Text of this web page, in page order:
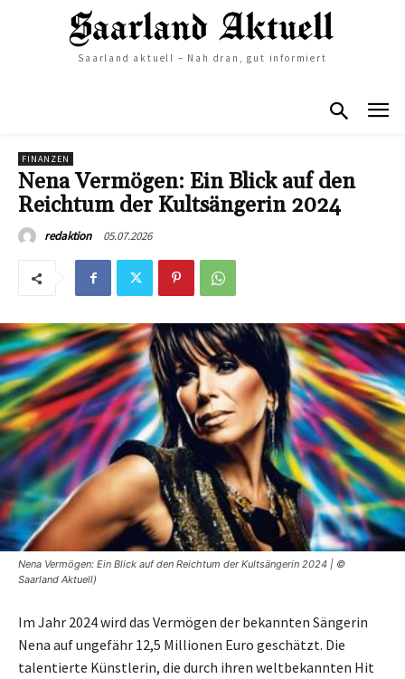
Saarland aktuell – Nah dran, gut informiert
FINANZEN
Nena Vermögen: Ein Blick auf den
Reichtum der Kultsängerin 2024
redaktion 05.07.2026
Nena Vermögen: Ein Blick auf den Reichtum der Kultsängerin 2024 | ©
Saarland Aktuell)
Im Jahr 2024 wird das Vermögen der bekannten Sängerin
Nena auf ungefähr 12,5 Millionen Euro geschätzt. Die
talentierte Künstlerin, die durch ihren weltbekannten Hit